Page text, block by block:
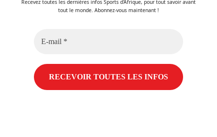
Recevez toutes les dernières infos Sports d'Afrique, pour tout savoir avant
tout le monde. Abonnez-vous maintenant !